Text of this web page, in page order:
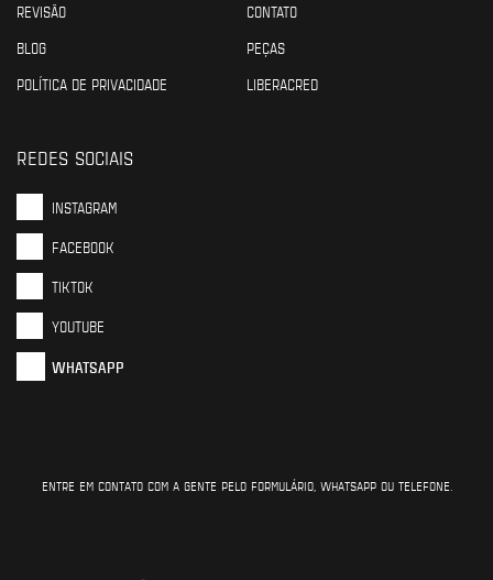
REVISÃO
CONTATO
BLOG
PEÇAS
POLÍTICA DE PRIVACIDADE
LIBERACRED
REDES SOCIAIS
INSTAGRAM
FACEBOOK
TIKTOK
YOUTUBE
WHATSAPP
ENTRE EM CONTATO COM A GENTE PELO FORMULÁRIO, WHATSAPP OU TELEFONE.